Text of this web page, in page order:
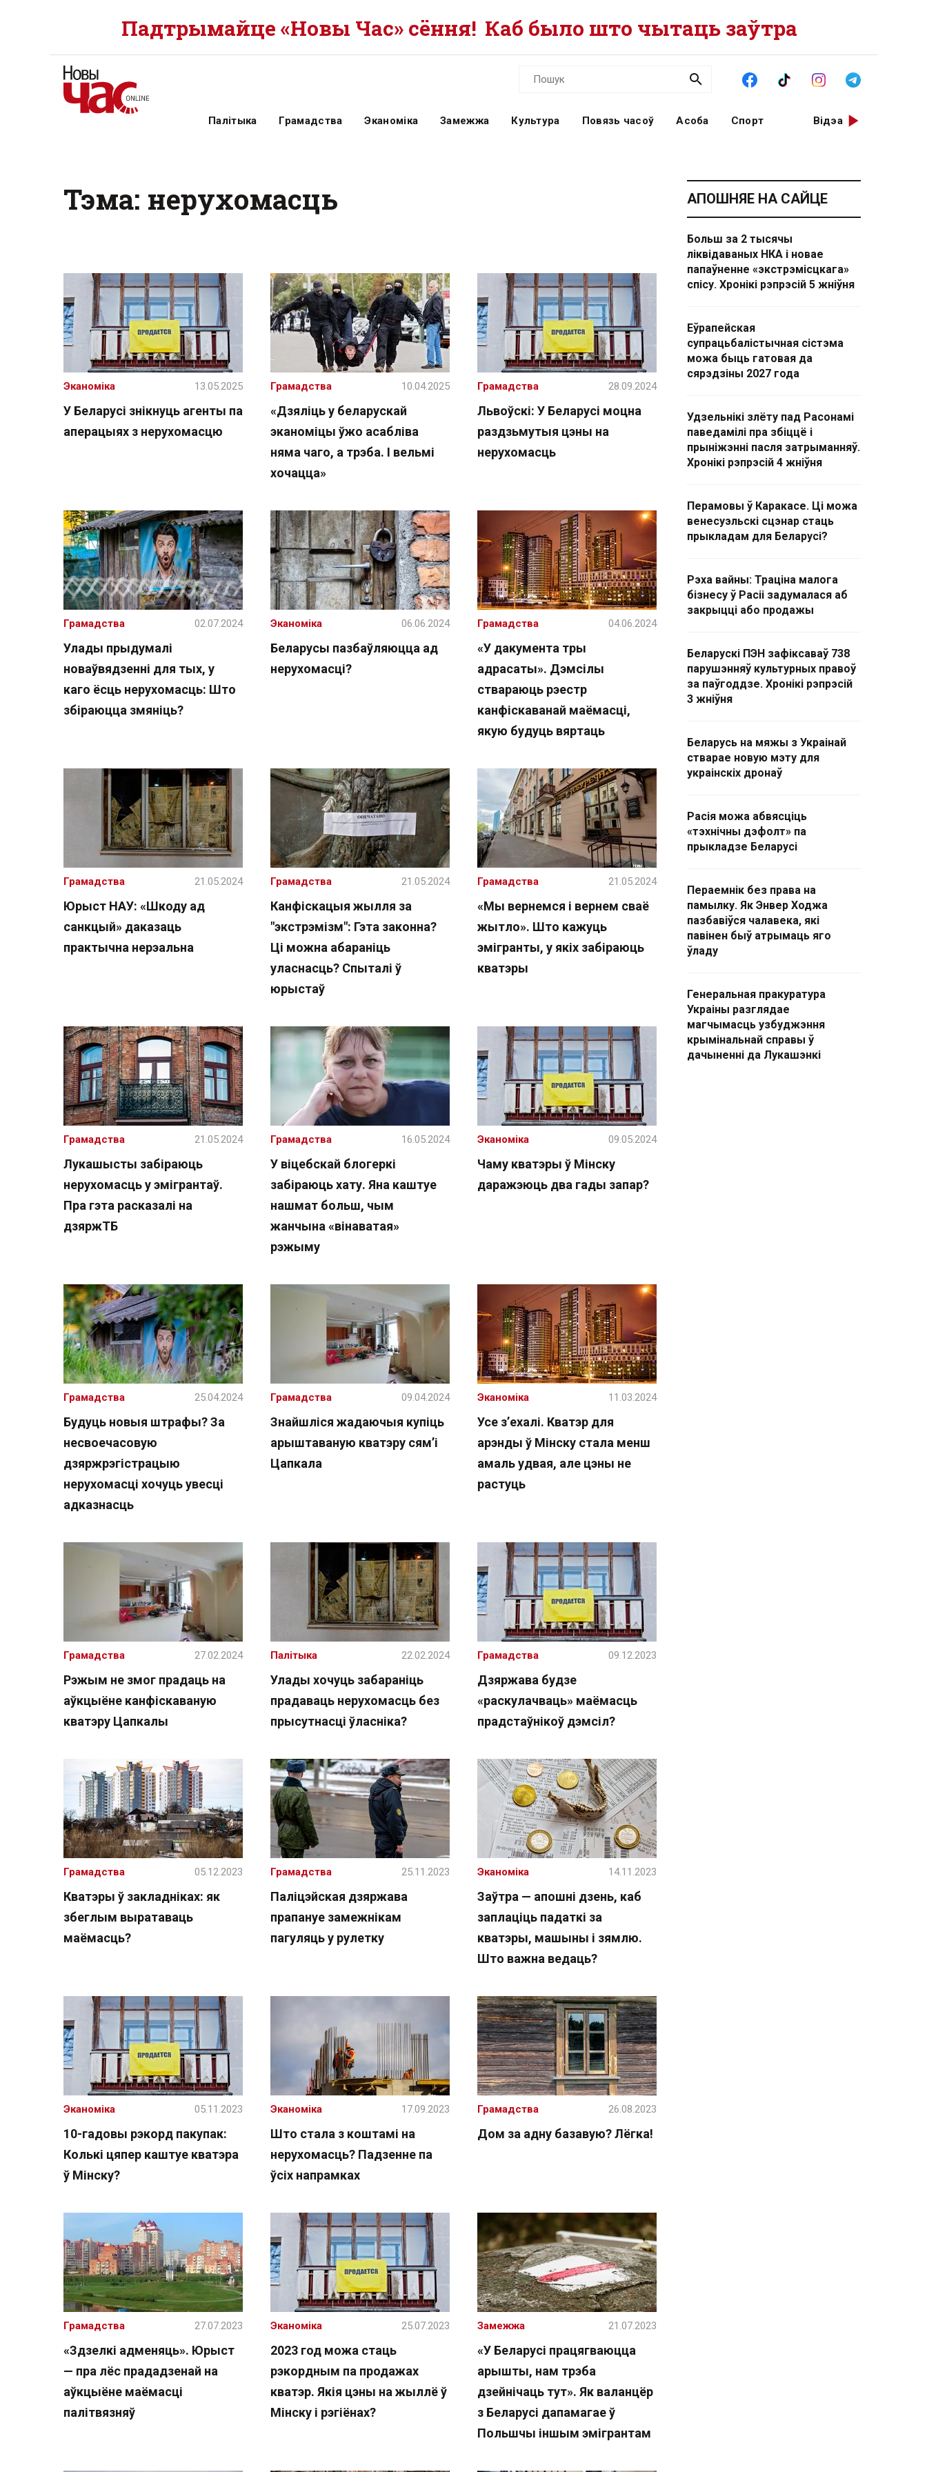
Падтрымайце «Новы Час» сёння! Каб было што чытаць заўтра
Палітыка Грамадства Эканоміка Замежжа Культура Повязь часоў Асоба Спорт Відэа
Тэма: нерухомасць
У Беларусі знікнуць агенты па
аперацыях з нерухомасцю
Эканоміка 13.05.2025
«Дзяліць у беларускай
эканоміцы ўжо асабліва
няма чаго, а трэба. І вельмі
хочацца»
Грамадства 10.04.2025
Львоўскі: У Беларусі моцна
раздзьмутыя цэны на
нерухомасць
Грамадства 28.09.2024
Улады прыдумалі
новаўвядзенні для тых, у
каго ёсць нерухомасць: Што
збіраюцца змяніць?
Грамадства 02.07.2024
Беларусы пазбаўляюцца ад
нерухомасці?
Эканоміка 06.06.2024
«У дакумента тры
адрасаты». Дэмсілы
ствараюць рэестр
канфіскаванай маёмасці,
якую будуць вяртаць
Грамадства 04.06.2024
Юрыст НАУ: «Шкоду ад
санкцый» даказаць
практычна нерэальна
Грамадства 21.05.2024
Канфіскацыя жылля за
"экстрэмізм": Гэта законна?
Ці можна абараніць
уласнасць? Спыталі ў
юрыстаў
Грамадства 21.05.2024
«Мы вернемся і вернем сваё
жытло». Што кажуць
эмігранты, у якіх забіраюць
кватэры
Грамадства 21.05.2024
Лукашысты забіраюць
нерухомасць у эмігрантаў.
Пра гэта расказалі на
дзяржТБ
Грамадства 21.05.2024
У віцебскай блогеркі
забіраюць хату. Яна каштуе
нашмат больш, чым
жанчына «вінаватая»
рэжыму
Грамадства 16.05.2024
Чаму кватэры ў Мінску
даражэюць два гады запар?
Эканоміка 09.05.2024
Будуць новыя штрафы? За
несвоечасовую
дзяржрэгістрацыю
нерухомасці хочуць увесці
адказнасць
Грамадства 25.04.2024
Знайшліся жадаючыя купіць
арыштаваную кватэру сям’і
Цапкала
Грамадства 09.04.2024
Усе з’ехалі. Кватэр для
арэнды ў Мінску стала менш
амаль удвая, але цэны не
растуць
Эканоміка 11.03.2024
Рэжым не змог прадаць на
аўкцыёне канфіскаваную
кватэру Цапкалы
Грамадства 27.02.2024
Улады хочуць забараніць
прадаваць нерухомасць без
прысутнасці ўласніка?
Палітыка 22.02.2024
Дзяржава будзе
«раскулачваць» маёмасць
прадстаўнікоў дэмсіл?
Грамадства 09.12.2023
Кватэры ў закладніках: як
збеглым выратаваць
маёмасць?
Грамадства 05.12.2023
Паліцэйская дзяржава
прапануе замежнікам
пагуляць у рулетку
Грамадства 25.11.2023
Заўтра — апошні дзень, каб
заплаціць падаткі за
кватэры, машыны і зямлю.
Што важна ведаць?
Эканоміка 14.11.2023
10-гадовы рэкорд пакупак:
Колькі цяпер каштуе кватэра
ў Мінску?
Эканоміка 05.11.2023
Што стала з коштамі на
нерухомасць? Падзенне па
ўсіх напрамках
Эканоміка 17.09.2023
Дом за адну базавую? Лёгка!
Грамадства 26.08.2023
«Здзелкі адменяць». Юрыст
— пра лёс прададзенай на
аўкцыёне маёмасці
палітвязняў
Грамадства 27.07.2023
2023 год можа стаць
рэкордным па продажах
кватэр. Якія цэны на жыллё ў
Мінску і рэгіёнах?
Эканоміка 25.07.2023
«У Беларусі працягваюцца
арышты, нам трэба
дзейнічаць тут». Як валанцёр
з Беларусі дапамагае ў
Польшчы іншым эмігрантам
Замежжа 21.07.2023
АПОШНЯЕ НА САЙЦЕ
Больш за 2 тысячы
ліквідаваных НКА і новае
папаўненне «экстрэмісцкага»
спісу. Хронікі рэпрэсій 5 жніўня
Еўрапейская
супрацьбалістычная сістэма
можа быць гатовая да
сярэдзіны 2027 года
Удзельнікі злёту пад Расонамі
паведамілі пра збіццё і
прыніжэнні пасля затрыманняў.
Хронікі рэпрэсій 4 жніўня
Перамовы ў Каракасе. Ці можа
венесуэльскі сцэнар стаць
прыкладам для Беларусі?
Рэха вайны: Траціна малога
бізнесу ў Расіі задумалася аб
закрыцці або продажы
Беларускі ПЭН зафіксаваў 738
парушэнняў культурных правоў
за паўгоддзе. Хронікі рэпрэсій
3 жніўня
Беларусь на мяжы з Украінай
стварае новую мэту для
украінскіх дронаў
Расія можа абвясціць
«тэхнічны дэфолт» па
прыкладзе Беларусі
Пераемнік без права на
памылку. Як Энвер Ходжа
пазбавіўся чалавека, які
павінен быў атрымаць яго
ўладу
Генеральная пракуратура
Украіны разглядае
магчымасць узбуджэння
крымінальнай справы ў
дачыненні да Лукашэнкі